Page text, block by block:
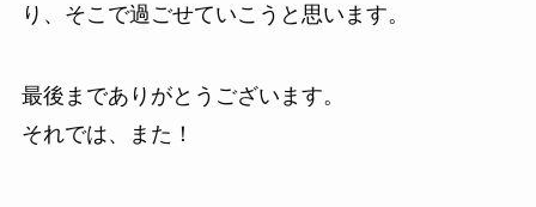
り、そこで過ごせていこうと思います。
最後までありがとうございます。
それでは、また！